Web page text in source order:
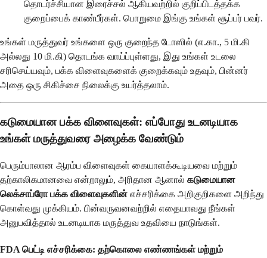
தொடர்ச்சியான இரைச்சல் ஆகியவற்றில் குறிப்பிடத்தக்க
குறைப்பைக் காண்பீர்கள். பொறுமை இங்கு உங்கள் சூப்பர் பவர்.
உங்கள் மருத்துவர் உங்களை ஒரு குறைந்த டோஸில் (எ.கா., 5 மி.கி
அல்லது 10 மி.கி) தொடங்க வாய்ப்புள்ளது, இது உங்கள் உடலை
சரிசெய்யவும், பக்க விளைவுகளைக் குறைக்கவும் உதவும், பின்னர்
அதை ஒரு சிகிச்சை நிலைக்கு உயர்த்தலாம்.
கடுமையான பக்க விளைவுகள்: எப்போது உடனடியாக
உங்கள் மருத்துவரை அழைக்க வேண்டும்
பெரும்பாலான ஆரம்ப விளைவுகள் கையாளக்கூடியவை மற்றும்
தற்காலிகமானவை என்றாலும், அரிதான ஆனால் கடுமையான
லெக்சாப்ரோ பக்க விளைவுகளின் எச்சரிக்கை அறிகுறிகளை அறிந்து
கொள்வது முக்கியம். பின்வருவனவற்றில் எதையாவது நீங்கள்
அனுபவித்தால் உடனடியாக மருத்துவ உதவியை நாடுங்கள்.
FDA பெட்டி எச்சரிக்கை: தற்கொலை எண்ணங்கள் மற்றும்